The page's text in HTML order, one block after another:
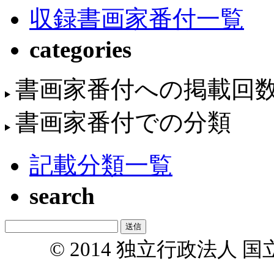
収録書画家番付一覧
categories
書画家番付への掲載回
書画家番付での分類
記載分類一覧
search
© 2014 独立行政法人 国